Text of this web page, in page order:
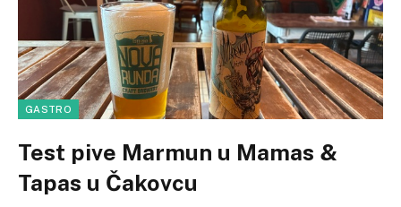
GASTRO
Test pive Marmun u Mamas &
Tapas u Čakovcu